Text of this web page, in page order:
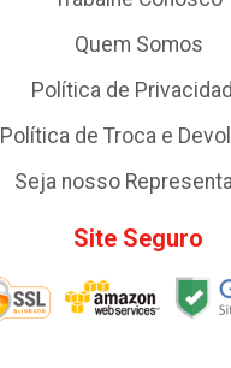
Quem Somos
Política de
Política de Troca e
Seja nosso
Site Seguro